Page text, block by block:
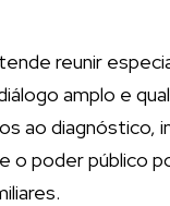
reunir
amplo e
ao diagnóstico,
poder público